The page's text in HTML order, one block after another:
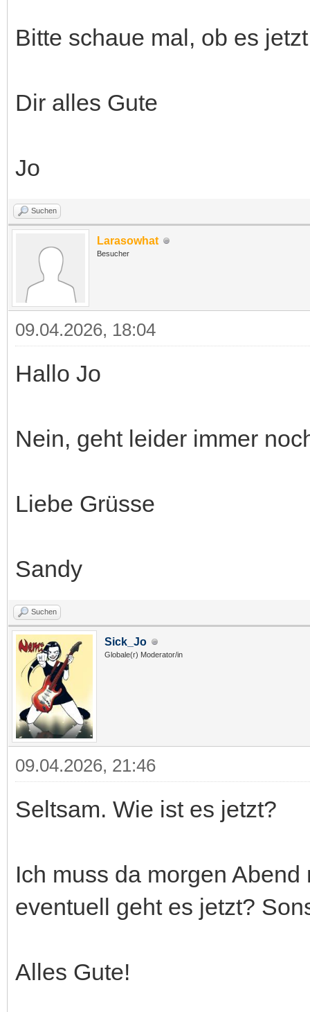
Bitte schaue mal, ob es
Dir alles Gute
Jo
Suchen
Larasowhat
Besucher
09.04.2026, 18:04
Hallo Jo
Nein, geht leider immer
Liebe Grüsse
Sandy
Suchen
Sick_Jo
Globale(r) Moderator/in
09.04.2026, 21:46
Seltsam. Wie ist es jetzt?
Ich muss da morgen
eventuell geht es jetzt?
Alles Gute!